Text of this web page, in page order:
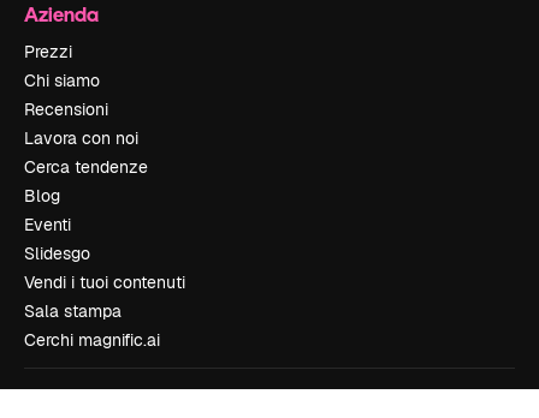
Azienda
Prezzi
Chi siamo
Recensioni
Lavora con noi
Cerca tendenze
Blog
Eventi
Slidesgo
Vendi i tuoi contenuti
Sala stampa
Cerchi magnific.ai